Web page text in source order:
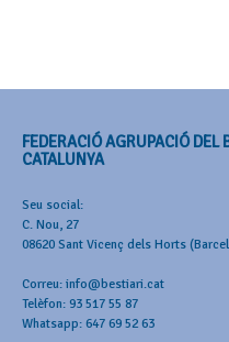
FEDERACIÓ AGRUPACIÓ DEL
CATALUNYA
Seu social:
C. Nou, 27
08620 Sant Vicenç dels Horts
Correu: info@bestiari.cat
Telèfon: 93 517 55 87
Whatsapp: 647 69 52 63